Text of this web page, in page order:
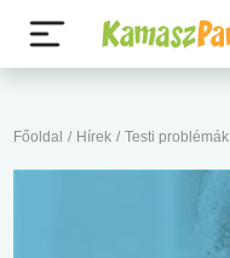
Főoldal / Hírek / Testi problémák